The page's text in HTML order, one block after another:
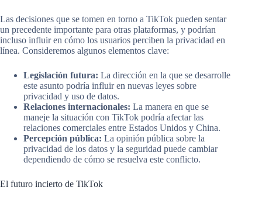
Las decisiones que se tomen en torno a TikTok pueden sentar
un precedente importante para otras plataformas, y podrían
incluso influir en cómo los usuarios perciben la privacidad en
línea. Consideremos algunos elementos clave:
Legislación futura: La dirección en la que se desarrolle
este asunto podría influir en nuevas leyes sobre
privacidad y uso de datos.
Relaciones internacionales: La manera en que se
maneje la situación con TikTok podría afectar las
relaciones comerciales entre Estados Unidos y China.
Percepción pública: La opinión pública sobre la
privacidad de los datos y la seguridad puede cambiar
dependiendo de cómo se resuelva este conflicto.
El futuro incierto de TikTok